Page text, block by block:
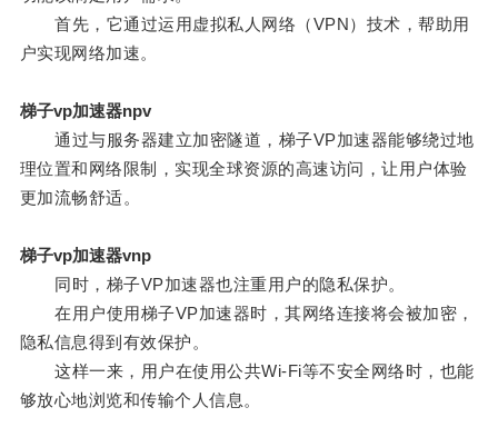
首先，它通过运用虚拟私人网络（VPN）技术，帮助用
户实现网络加速。
梯子vp加速器npv
通过与服务器建立加密隧道，梯子VP加速器能够绕过地
理位置和网络限制，实现全球资源的高速访问，让用户体验
更加流畅舒适。
梯子vp加速器vnp
同时，梯子VP加速器也注重用户的隐私保护。
在用户使用梯子VP加速器时，其网络连接将会被加密，
隐私信息得到有效保护。
这样一来，用户在使用公共Wi-Fi等不安全网络时，也能
够放心地浏览和传输个人信息。